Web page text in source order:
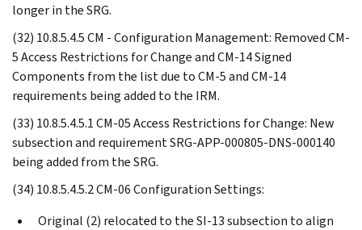
longer in the SRG.
(32) 10.8.5.4.5 CM - Configuration Management: Removed CM-
5 Access Restrictions for Change and CM-14 Signed
Components from the list due to CM-5 and CM-14
requirements being added to the IRM.
(33) 10.8.5.4.5.1 CM-05 Access Restrictions for Change: New
subsection and requirement SRG-APP-000805-DNS-000140
being added from the SRG.
(34) 10.8.5.4.5.2 CM-06 Configuration Settings:
Original (2) relocated to the SI-13 subsection to align